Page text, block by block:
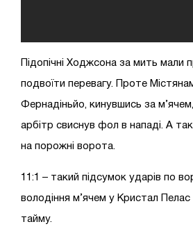
Підопічні Ходжсона за мить мали
подвоїти перевагу. Проте
Фернадіньйо, кинувшись за м’ячем,
арбітр свиснув фол в нападі. А
на порожні ворота.
11:1 – такий підсумок ударів по
володіння м’ячем у Кристал Пелас
тайму.